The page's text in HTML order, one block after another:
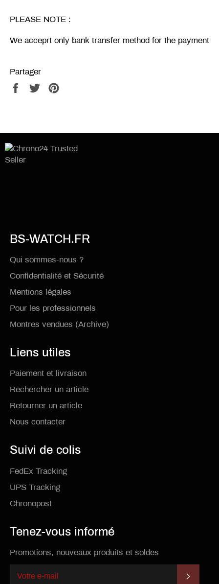
PLEASE NOTE :
We acceprt only bank transfer method for the payment
Partager
PartagerTweeter
BS-WATCH.FR
Qui sommes-nous ?
Confidentialité et Sécurité
Mentions légales
Pour les professionnels
Montres vendues (Archive)
Liens utiles
Paiement et livraison
Rechercher un article
Retourner un article
Nous contacter
Suivi de colis
FedEx Tracking
UPS Tracking
Chronopost
Tenez-vous informé
Promotions, nouveaux produits et soldes